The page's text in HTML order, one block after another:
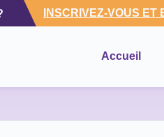
INSCRIVEZ-VOUS ET
Accueil